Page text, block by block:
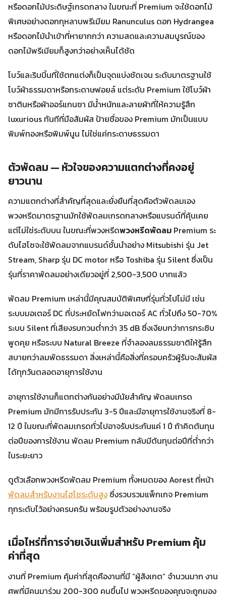
หรือดอกไม้ประดิษฐ์เกรดกลาง ในขณะที่ Premium จะใช้ดอกไม้
พิเศษอย่างดอกกุหลาบพรีเมียม Ranunculus ดอก Hydrangea
หรือดอกไม้นำเข้าที่หายากกว่า ความสดและความสมบูรณ์ของ
ดอกไม้พรีเมียมก็สูงกว่าอย่างเห็นได้ชัด
โบว์และริบบิ้นที่ใช้ตกแต่งก็เป็นจุดแบ่งชัดเจน ระดับมาตรฐานใช้
โบว์ผ้าธรรมดาหรือกระดาษฟอยล์ แต่ระดับ Premium ใช้โบว์ผ้า
ซาตินหรือผ้าออร์แกนซา มีน้ำหนักและลายผ้าที่ให้ความรู้สึก
luxurious ทันทีที่มือสัมผัส ป้ายชื่อของ Premium มักเป็นแบบ
พิมพ์ทองหรือพิมพ์นูน ไม่ใช่แค่กระดาษธรรมดา
ตัวพัดลม — หัวใจของความแตกต่างที่คงอยู่
ยาวนาน
ความแตกต่างที่สำคัญที่สุดและยั่งยืนที่สุดคือตัวพัดลมเอง
พวงหรีดมาตรฐานมักใช้พัดลมเกรดกลางหรือแบรนด์ที่คุ้นเคย
แต่ไม่ใช่ระดับบน ในขณะที่พวงหรีดพวงหรีดพัดลม Premium ระ
ดับไฮโซจะใช้พัดลมจากแบรนด์ชั้นนำอย่าง Mitsubishi รุ่น Jet
Stream, Sharp รุ่น DC motor หรือ Toshiba รุ่น Silent ซึ่งเป็น
รุ่นที่ราคาพัดลมอย่างเดียวอยู่ที่ 2,500-3,500 บาทแล้ว
พัดลม Premium เหล่านี้มีคุณสมบัติพิเศษที่รุ่นทั่วไปไม่มี เช่น
ระบบมอเตอร์ DC ที่ประหยัดไฟกว่ามอเตอร์ AC ทั่วไปถึง 50-70%
ระบบ Silent ที่เสียงรบกวนต่ำกว่า 35 dB ซึ่งเงียบกว่าการกระซิบ
พูดคุย หรือระบบ Natural Breeze ที่จำลองลมธรรมชาติให้รู้สึก
สบายกว่าลมพัดธรรมดา สิ่งเหล่านี้คือสิ่งที่ครอบครัวผู้รับจะสัมผัส
ได้ทุกวันตลอดอายุการใช้งาน
อายุการใช้งานก็แตกต่างกันอย่างมีนัยสำคัญ พัดลมเกรด
Premium มักมีการรับประกัน 3-5 ปีและมีอายุการใช้งานจริงที่ 8-
12 ปี ในขณะที่พัดลมเกรดทั่วไปอาจรับประกันแค่ 1 ปี ถ้าคิดต้นทุน
ต่อปีของการใช้งาน พัดลม Premium กลับมีต้นทุนต่อปีที่ต่ำกว่า
ในระยะยาว
ดูตัวเลือกพวงหรีดพัดลม Premium ทั้งหมดของ Aorest ที่หน้า
พัดลมสำหรับงานไฮโซระดับสูง ซึ่งรวบรวมแพ็กเกจ Premium
ทุกระดับไว้อย่างครบครัน พร้อมรูปตัวอย่างงานจริง
เมื่อไหร่ที่การจ่ายเงินเพิ่มสำหรับ Premium คุ้ม
ค่าที่สุด
งานที่ Premium คุ้มค่าที่สุดคืองานที่มี “ผู้สังเกต” จำนวนมาก งาน
ศพที่มีคนมาร่วม 200-300 คนขึ้นไป พวงหรีดของคุณจะถูกมอง